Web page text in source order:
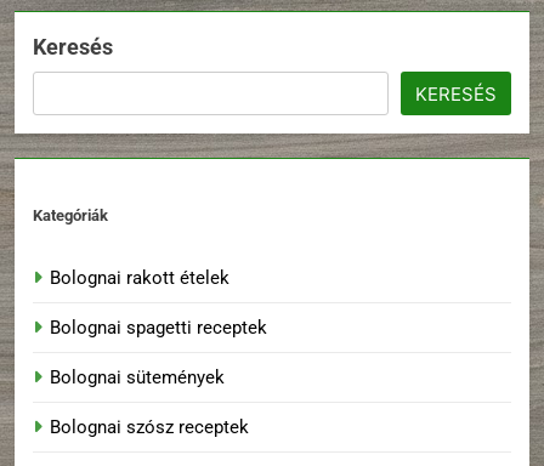
Keresés
KERESÉS
Kategóriák
Bolognai rakott ételek
Bolognai spagetti receptek
Bolognai sütemények
Bolognai szósz receptek